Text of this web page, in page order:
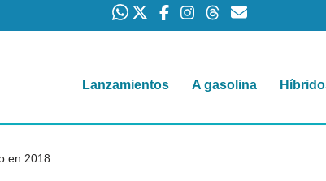
Lanzamientos A gasolina
en 2018